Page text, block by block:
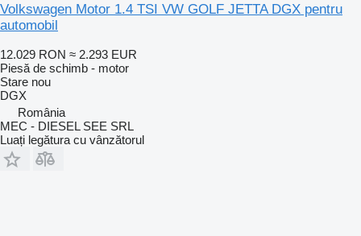
Volkswagen Motor 1.4 TSI VW GOLF JETTA DGX pentru
automobil
12.029 RON ≈ 2.293 EUR
Piesă de schimb - motor
Stare nou
DGX
România
MEC - DIESEL SEE SRL
Luați legătura cu vânzătorul